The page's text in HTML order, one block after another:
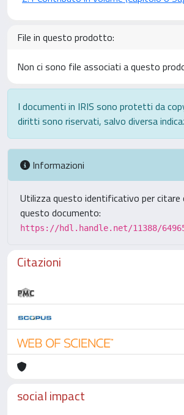
File in questo prodotto:
Non ci sono file associati a questo
I documenti in IRIS sono protetti da
diritti sono riservati, salvo diversa
Informazioni
Utilizza questo identificativo per citare
questo documento:
https://hdl.handle.net/11388/
Citazioni
social impact